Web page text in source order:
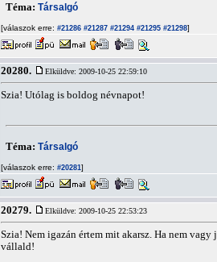
Téma: Társalgó
[válaszok erre: #21286 #21287 #21294 #21295 #21298]
20280. Elküldve: 2009-10-25 22:59:10
Szia! Utólag is boldog névnapot!
Téma: Társalgó
[válaszok erre: #20281]
20279. Elküldve: 2009-10-25 22:53:23
Szia! Nem igazán értem mit akarsz. Ha nem
vállald!